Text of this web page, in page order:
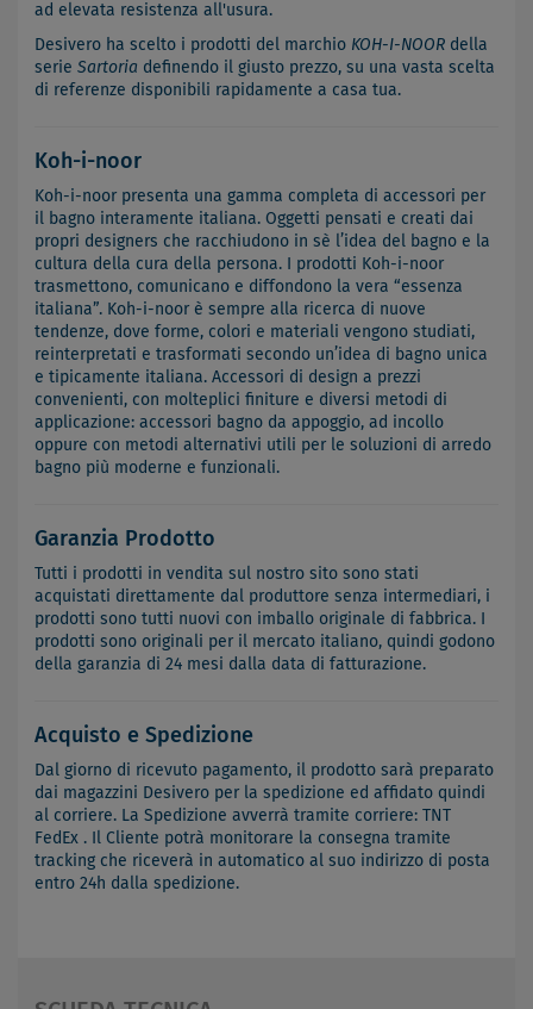
ad elevata resistenza all'usura.
Desivero ha scelto i prodotti del marchio KOH-I-NOOR della
serie Sartoria definendo il giusto prezzo, su una vasta scelta
di referenze disponibili rapidamente a casa tua.
Koh-i-noor
Koh-i-noor presenta una gamma completa di accessori per
il bagno interamente italiana. Oggetti pensati e creati dai
propri designers che racchiudono in sè l’idea del bagno e la
cultura della cura della persona. I prodotti Koh-i-noor
trasmettono, comunicano e diffondono la vera “essenza
italiana”. Koh-i-noor è sempre alla ricerca di nuove
tendenze, dove forme, colori e materiali vengono studiati,
reinterpretati e trasformati secondo un’idea di bagno unica
e tipicamente italiana. Accessori di design a prezzi
convenienti, con molteplici finiture e diversi metodi di
applicazione: accessori bagno da appoggio, ad incollo
oppure con metodi alternativi utili per le soluzioni di arredo
bagno più moderne e funzionali.
Garanzia Prodotto
Tutti i prodotti in vendita sul nostro sito sono stati
acquistati direttamente dal produttore senza intermediari, i
prodotti sono tutti nuovi con imballo originale di fabbrica. I
prodotti sono originali per il mercato italiano, quindi godono
della garanzia di 24 mesi dalla data di fatturazione.
Acquisto e Spedizione
Dal giorno di ricevuto pagamento, il prodotto sarà preparato
dai magazzini Desivero per la spedizione ed affidato quindi
al corriere. La Spedizione avverrà tramite corriere: TNT
FedEx . Il Cliente potrà monitorare la consegna tramite
tracking che riceverà in automatico al suo indirizzo di posta
entro 24h dalla spedizione.